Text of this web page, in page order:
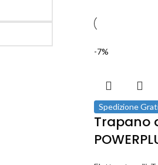
-7%
Spedizione
Trapano